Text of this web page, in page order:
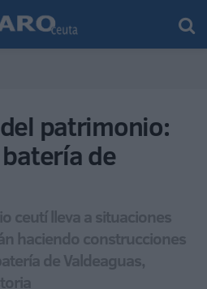
patrimonio:
de
ceutí lleva a situaciones
haciendo construcciones
de Valdeaguas,